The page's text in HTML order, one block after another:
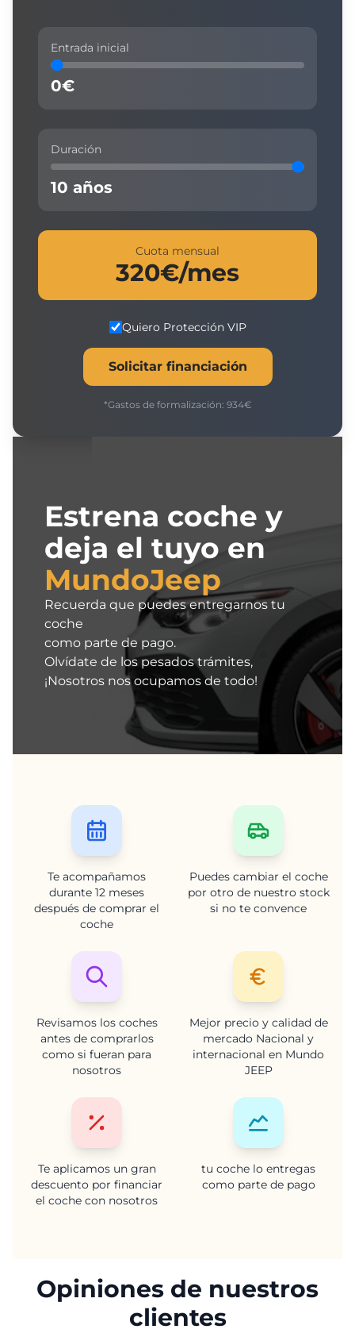
Entrada inicial
0€
Duración
10 años
Cuota mensual
320€/mes
Quiero Protección VIP
Solicitar financiación
*Gastos de formalización: 934€
Estrena coche y
deja el tuyo en
MundoJeep
Recuerda que puedes entregarnos tu
coche
como parte de pago.
Olvídate de los pesados trámites,
¡Nosotros nos ocupamos de todo!
Te acompañamos
durante 12 meses
después de comprar el
coche
Puedes cambiar el coche
por otro de nuestro stock
si no te convence
Revisamos los coches
antes de comprarlos
como si fueran para
nosotros
Mejor precio y calidad de
mercado Nacional y
internacional en Mundo
JEEP
Te aplicamos un gran
descuento por financiar
el coche con nosotros
tu coche lo entregas
como parte de pago
Opiniones de nuestros
clientes